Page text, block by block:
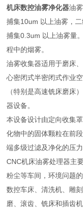
机床数控油雾净化器油
捕集10um 以上油雾，
捕集0.3um 以上油雾量
程中的烟雾。
油雾收集器适用于磨床
心密闭式半密闭式作业
（特别是高速铣床磨床
器设备。
本设备设计由定向收集
化物中的固体颗粒在前
端多级过滤及净化的压
CNC机床油雾处理器主
粉尘等车间，环境问题
数控车床、清洗机、雕
磨、滚齿、铣床和插齿